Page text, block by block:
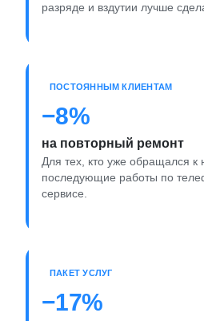
разряде и вздутии лучше
ПОСТОЯННЫМ КЛИЕНТАМ
−8%
на повторный ремонт
Для тех, кто уже обращался к
последующие работы по
сервисе.
ПАКЕТ УСЛУГ
−17%